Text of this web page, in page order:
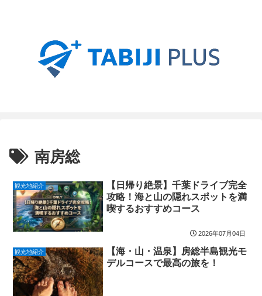
南房総
観光地紹介
【日帰り絶景】千葉ドライブ完全
攻略！海と山の隠れスポットを満
喫するおすすめコース
2026年07月04日
観光地紹介
【海・山・温泉】房総半島観光モ
デルコースで最高の旅を！